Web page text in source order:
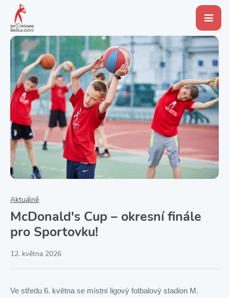
Aktuálně
McDonald's Cup – okresní finále
pro Sportovku!
12. května 2026
Ve středu 6. května se místní ligový fotbalový stadion M.